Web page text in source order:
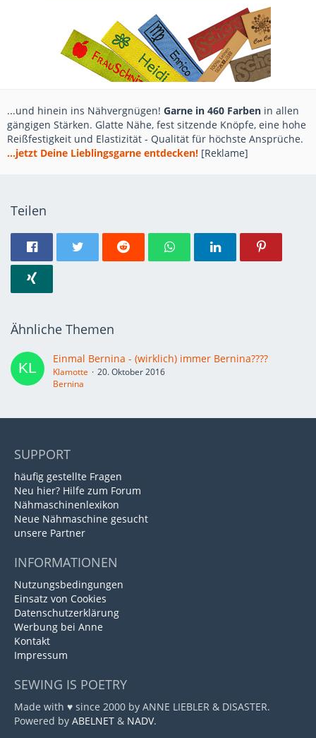
...und hinein ins Nähvergnügen! Garne in 460 Farben in allen
gängigen Stärken. Glatte Nähe, fest sitzende Knöpfe, eine hohe
Reißfestigkeit und Elastizität - Qualität für höchste Ansprüche.
...jetzt Deine Lieblingsgarne entdecken! [Reklame]
Teilen
Ähnliche Themen
Einmal Bernina - (wirklich) immer Bernina????
Klamotte
20. Oktober 2016
Bernina
SUPPORT
häufig gestellte Fragen
Neu hier? Hilfe zum Forum
Nähmaschinenlexikon
Neue Nähmaschine gesucht
unsere Partner
INFORMATIONEN
Nutzungsbedingungen
Einsatz von Cookies
Datenschutzerklärung
Werbung bei Anne
Kontakt
Impressum
SEWING IS POETRY
Made with ♥ since 2000 by ANNE LIEBLER & DISASTER.
Powered by ABELNET & NADV.